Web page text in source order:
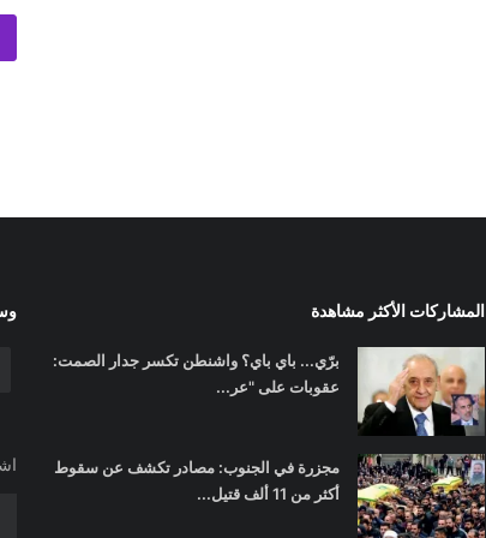
المشاركات الأكثر مشاهدة
برّي... باي باي؟ واشنطن تكسر جدار الصمت:
عقوبات على "عر...
مجزرة في الجنوب: مصادر تكشف عن سقوط
أكثر من 11 ألف قتيل...